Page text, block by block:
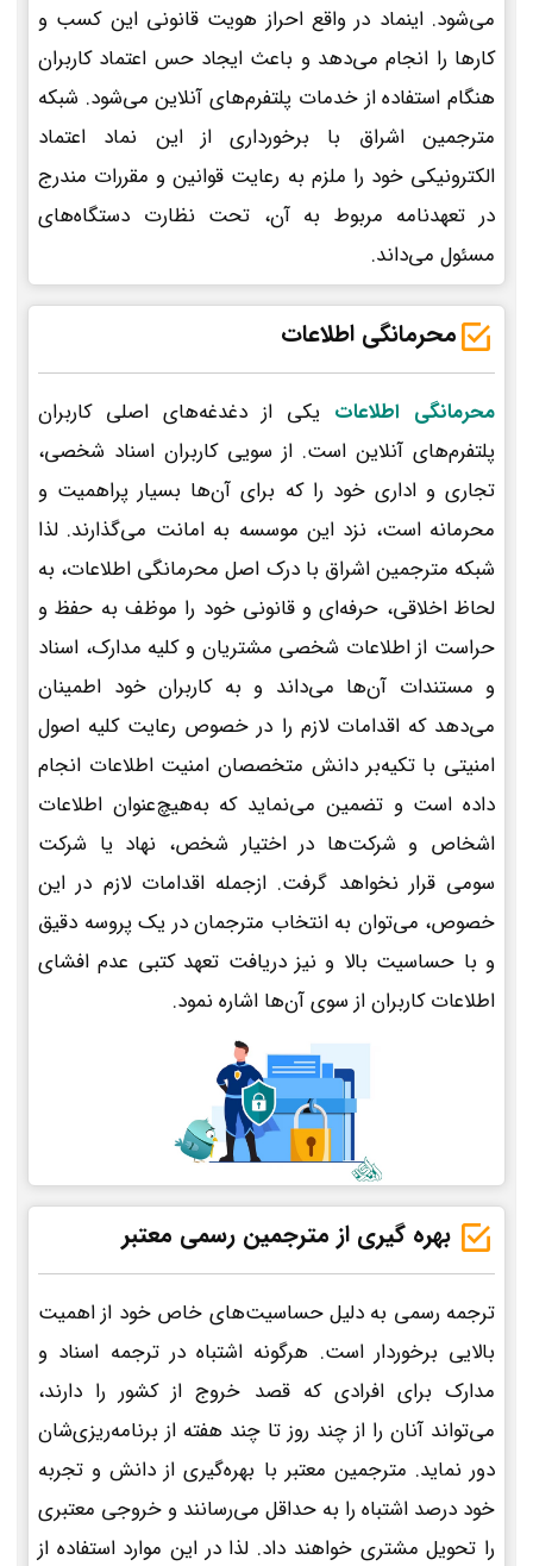
می‌شود. اینماد در واقع احراز هویت قانونی این کسب و
کارها را انجام می‌دهد و باعث ایجاد حس اعتماد کاربران
هنگام استفاده از خدمات پلتفرم‌های آنلاین می‌شود. شبکه
مترجمین اشراق با برخورداری از این نماد اعتماد
الکترونیکی خود را ملزم به رعایت قوانین و مقررات مندرج
در تعهدنامه مربوط به آن، تحت نظارت دستگاه‌های
مسئول می‌داند.
محرمانگی اطلاعات
محرمانگی اطلاعات یکی از دغدغه‌های اصلی کاربران
پلتفرم‌های آنلاین است. از سویی کاربران اسناد شخصی،
تجاری و اداری خود را که برای آن‌ها بسیار پراهمیت و
محرمانه است، نزد این موسسه به امانت می‌گذارند. لذا
شبکه مترجمین اشراق با درک اصل محرمانگی اطلاعات، به
لحاظ اخلاقی، حرفه‌ای و قانونی خود را موظف به حفظ و
حراست از اطلاعات شخصی مشتریان و کلیه مدارک، اسناد
و مستندات آن‌ها می‌داند و به کاربران خود اطمینان
می‌دهد که اقدامات لازم را در خصوص رعایت کلیه اصول
امنیتی با تکیه‌بر دانش متخصصان امنیت اطلاعات انجام
داده است و تضمین می‌نماید که به‌هیچ‌عنوان اطلاعات
اشخاص و شرکت‌ها در اختیار شخص، نهاد یا شرکت
سومی قرار نخواهد گرفت. ازجمله اقدامات لازم در این
خصوص، می‌توان به انتخاب مترجمان در یک پروسه دقیق
و با حساسیت بالا و نیز دریافت تعهد کتبی عدم افشای
اطلاعات کاربران از سوی آن‌ها اشاره نمود.
بهره گیری از مترجمین رسمی معتبر
ترجمه رسمی به دلیل حساسیت‌های خاص خود از اهمیت
بالایی برخوردار است. هرگونه اشتباه در ترجمه اسناد و
مدارک برای افرادی که قصد خروج از کشور را دارند،
می‌تواند آنان را از چند روز تا چند هفته از برنامه‌ریزی‌شان
دور نماید. مترجمین معتبر با بهره‌گیری از دانش و تجربه
خود درصد اشتباه را به حداقل می‌رسانند و خروجی معتبری
را تحویل مشتری خواهند داد. لذا در این موارد استفاده از